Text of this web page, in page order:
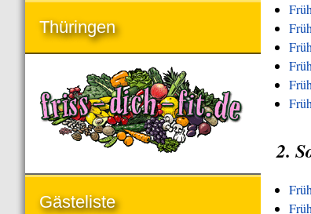
2.
Thüringen
Gästeliste